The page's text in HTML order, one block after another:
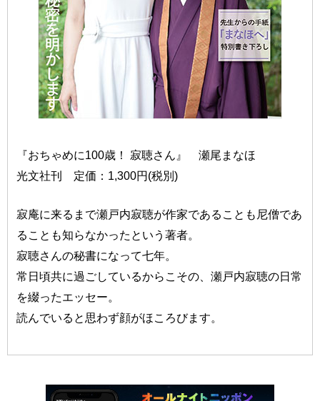
『おちゃめに100歳！ 寂聴さん』 瀬尾まなほ
光文社刊 定価：1,300円(税別)
寂庵に来るまで瀬戸内寂聴が作家であることも尼僧であ
ることも知らなかったという著者。
寂聴さんの秘書になって七年。
常日頃共に過ごしているからこその、瀬戸内寂聴の日常
を綴ったエッセー。
読んでいると思わず顔がほころびます。